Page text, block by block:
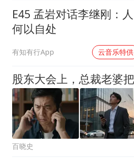
E45 孟岩对话李继刚：人
何以自处
有知有行App 云音乐特供
百晓史